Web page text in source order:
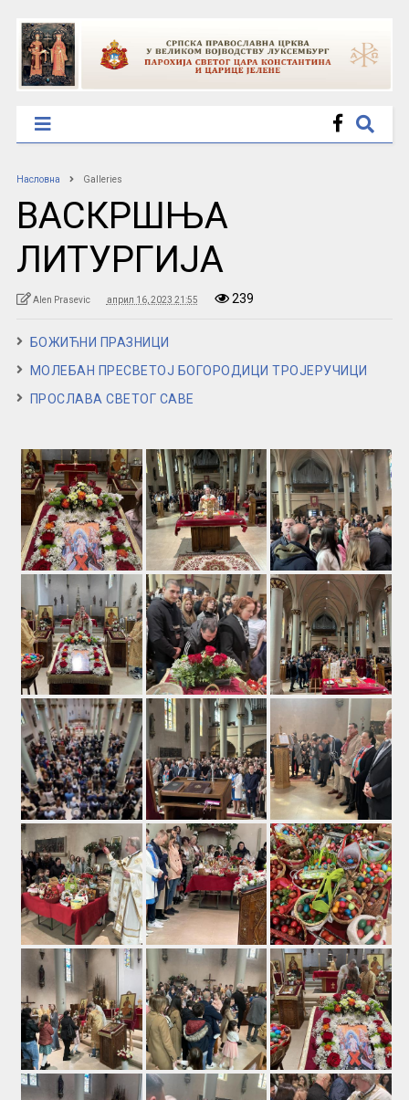
Насловна Galleries
ВАСКРШЊА
ЛИТУРГИЈА
Alen Prasevic април 16, 2023 21:55 239
БОЖИЋНИ ПРАЗНИЦИ
МОЛЕБАН ПРЕСВЕТОЈ БОГОРОДИЦИ ТРОЈЕРУЧИЦИ
ПРОСЛАВА СВЕТОГ САВЕ